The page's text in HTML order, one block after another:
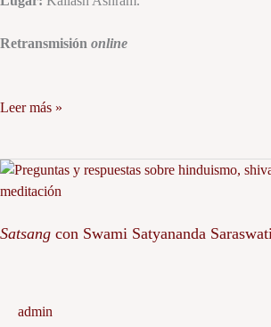
Retransmisión online
Leer más »
Satsang con Swami Satyananda
admin
Satsang
con
Satyananda